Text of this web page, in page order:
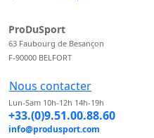
ProDuSport
63 Faubourg de Besançon
F-90000 BELFORT
Nous contacter
Lun-Sam 10h-12h 14h-19h
+33.(0)9.51.00.88.60
info@produsport.com